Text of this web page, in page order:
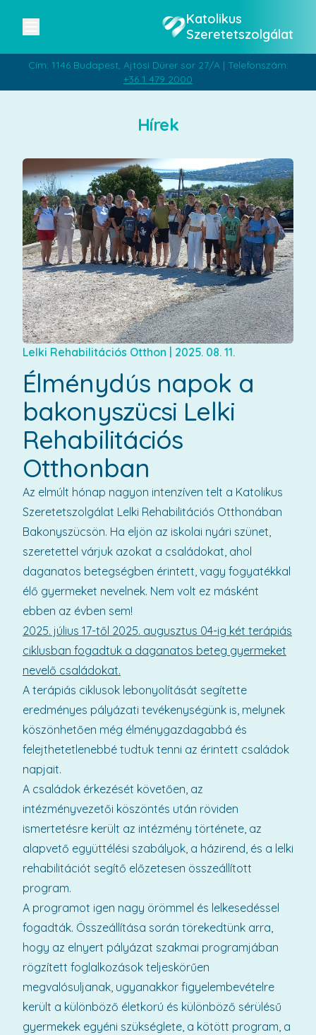
Katolikus
Szeretetszolgálat
Cím: 1146 Budapest, Ajtósi Dürer sor 27/A | Telefonszám:
+36 1 479 2000
Hírek
Lelki Rehabilitációs Otthon | 2025. 08. 11.
Élménydús napok a
bakonyszücsi Lelki
Rehabilitációs
Otthonban
Az elmúlt hónap nagyon intenzíven telt a Katolikus
Szeretetszolgálat Lelki Rehabilitációs Otthonában
Bakonyszücsön. Ha eljön az iskolai nyári szünet,
szeretettel várjuk azokat a családokat, ahol
daganatos betegségben érintett, vagy fogyatékkal
élő gyermeket nevelnek. Nem volt ez másként
ebben az évben sem!
2025. július 17-től 2025. augusztus 04-ig két terápiás
ciklusban fogadtuk a daganatos beteg gyermeket
nevelő családokat.
A terápiás ciklusok lebonyolítását segítette
eredményes pályázati tevékenységünk is, melynek
köszönhetően még élménygazdagabbá és
felejthetetlenebbé tudtuk tenni az érintett családok
napjait.
A családok érkezését követően, az
intézményvezetői köszöntés után röviden
ismertetésre került az intézmény története, az
alapvető együttélési szabályok, a házirend, és a lelki
rehabilitációt segítő előzetesen összeállított
program.
A programot igen nagy örömmel és lelkesedéssel
fogadták. Összeállítása során törekedtünk arra,
hogy az elnyert pályázat szakmai programjában
rögzített foglalkozások teljeskörűen
megvalósuljanak, ugyanakkor figyelembevételre
került a különböző életkorú és különböző sérülésű
gyermekek egyéni szükséglete, a kötött program, a